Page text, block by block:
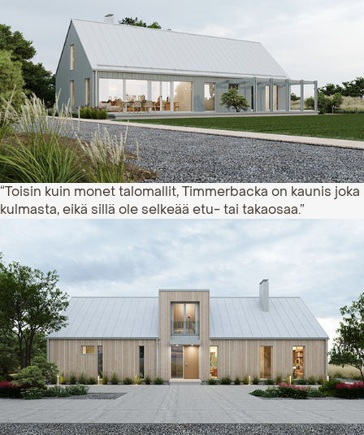
“Toisin kuin monet talomallit, Timmerbacka on kaunis joka
kulmasta, eikä sillä ole selkeää etu- tai takaosaa.”